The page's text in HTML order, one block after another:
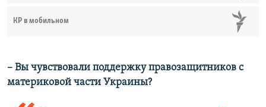
КР в мобильном
– Вы чувствовали поддержку правозащитников с
материковой части Украины?